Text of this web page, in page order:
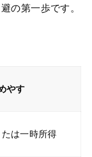
の第一歩です。
やす
は一時所得